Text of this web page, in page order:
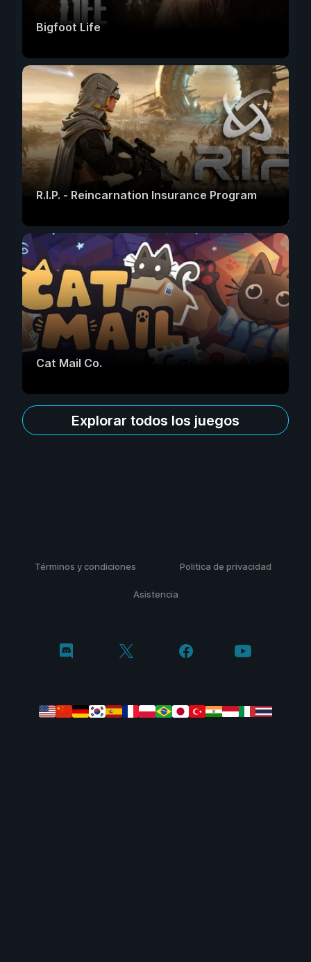
Bigfoot Life
R.I.P. - Reincarnation Insurance Program
Cat Mail Co.
Explorar todos los juegos
Términos y condiciones Politica de privacidad
Asistencia